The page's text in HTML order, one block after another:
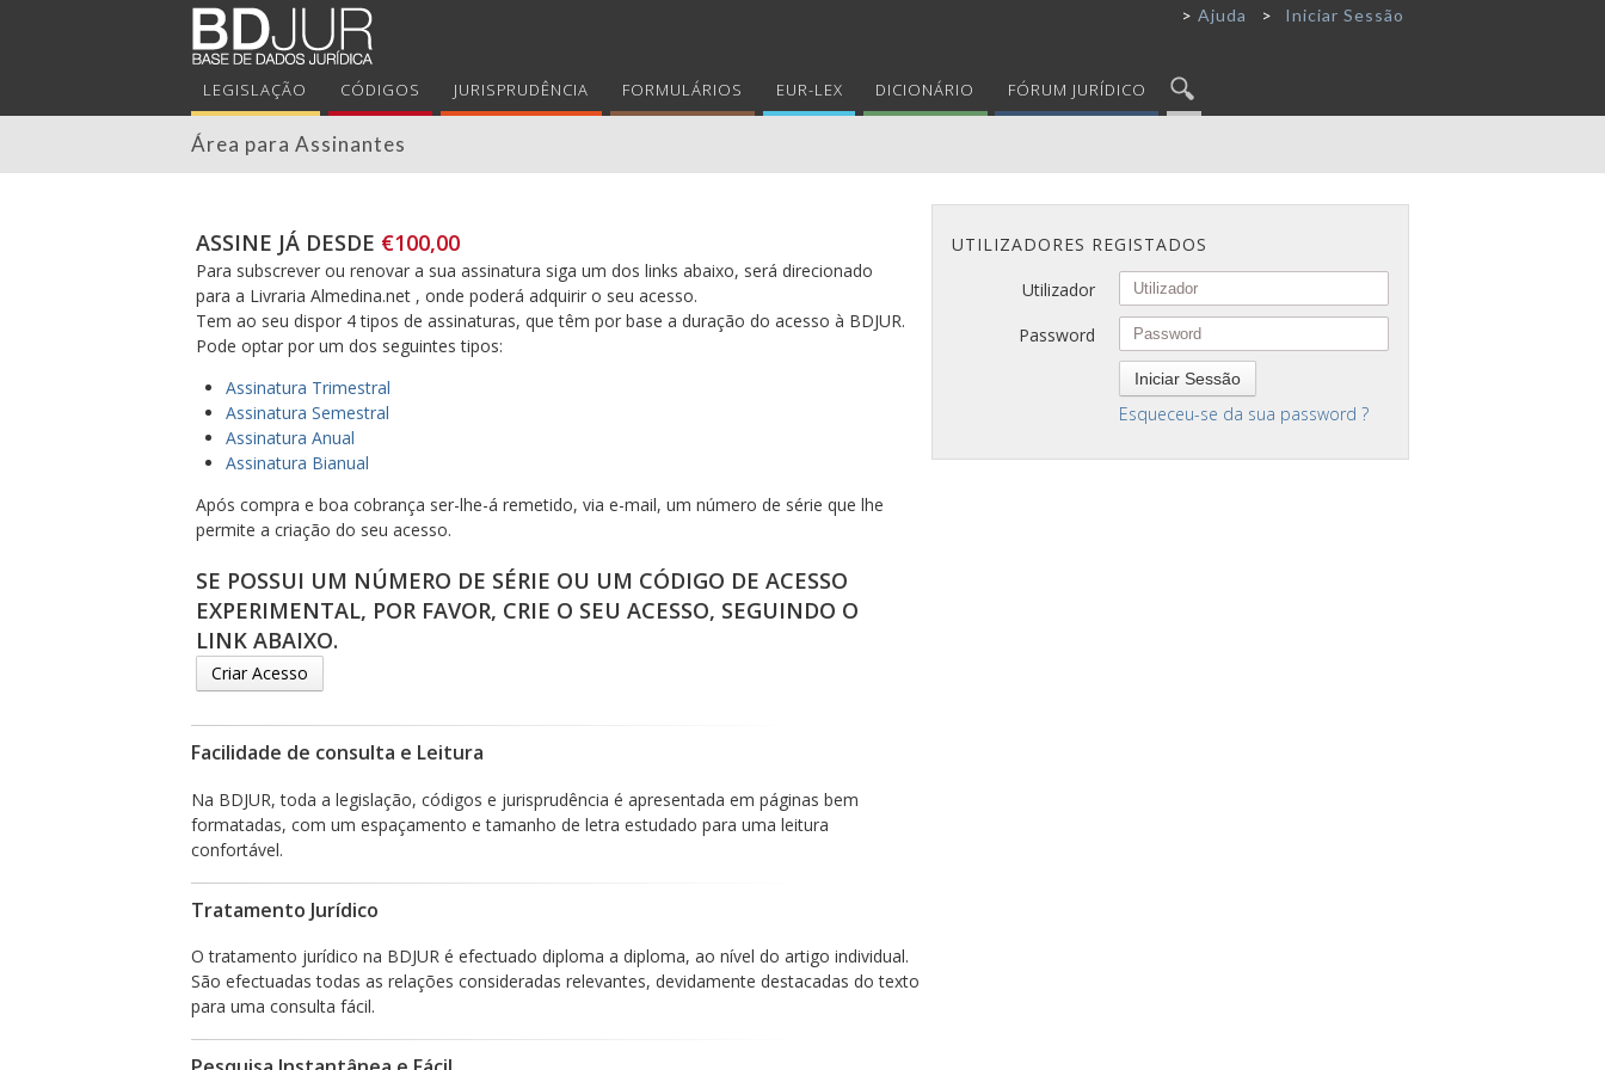
Ajuda Iniciar Sessão
LEGISLAÇÃO CÓDIGOS JURISPRUDÊNCIA FORMULÁRIOS EUR-LEX DICIONÁRIO FÓRUM JURÍDICO
Área para Assinantes
UTILIZADORES REGISTADOS
Utilizador
Password
Iniciar Sessão
Esqueceu-se da sua password ?
ASSINE JÁ DESDE €100,00
Para subscrever ou renovar a sua assinatura siga um dos links abaixo, será direcionado
para a Livraria Almedina.net , onde poderá adquirir o seu acesso.
Tem ao seu dispor 4 tipos de assinaturas, que têm por base a duração do acesso à BDJUR.
Pode optar por um dos seguintes tipos:
Assinatura Trimestral
Assinatura Semestral
Assinatura Anual
Assinatura Bianual
Após compra e boa cobrança ser-lhe-á remetido, via e-mail, um número de série que lhe
permite a criação do seu acesso.
SE POSSUI UM NÚMERO DE SÉRIE OU UM CÓDIGO DE ACESSO
EXPERIMENTAL, POR FAVOR, CRIE O SEU ACESSO, SEGUINDO O
LINK ABAIXO.
Criar Acesso
Facilidade de consulta e Leitura
Na BDJUR, toda a legislação, códigos e jurisprudência é apresentada em páginas bem
formatadas, com um espaçamento e tamanho de letra estudado para uma leitura
confortável.
Tratamento Jurídico
O tratamento jurídico na BDJUR é efectuado diploma a diploma, ao nível do artigo individual.
São efectuadas todas as relações consideradas relevantes, devidamente destacadas do texto
para uma consulta fácil.